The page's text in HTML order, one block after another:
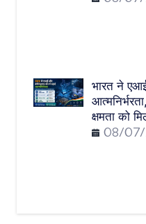
भारत ने
क्षमता को
08/07/